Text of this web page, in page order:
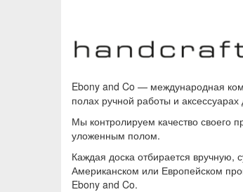
Ebony and Co — международная
полах ручной работы и
Мы контролируем качество своего
уложенным полом.
Каждая доска отбирается вручную,
Американском или Европейском
Ebony and Co.